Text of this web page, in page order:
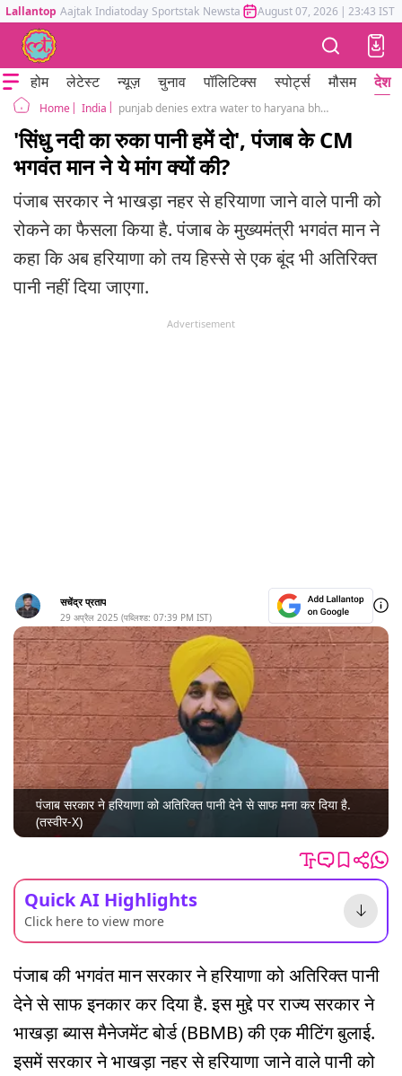
Lallantop Aajtak Indiatoday Sportstak Newstak Mumbai Tak Astrotak
August 07, 2026 | 23:43 IST
होम लेटेस्ट न्यूज़ चुनाव पॉलिटिक्स स्पोर्ट्स मौसम देश
Home India punjab denies extra water to haryana bhagwant mann bbmb decision
'सिंधु नदी का रुका पानी हमें दो', पंजाब के CM
भगवंत मान ने ये मांग क्यों की?
पंजाब सरकार ने भाखड़ा नहर से हरियाणा जाने वाले पानी को
रोकने का फैसला किया है. पंजाब के मुख्यमंत्री भगवंत मान ने
कहा कि अब हरियाणा को तय हिस्से से एक बूंद भी अतिरिक्त
पानी नहीं दिया जाएगा.
Advertisement
सचेंद्र प्रताप
29 अप्रैल 2025 (पब्लिश्ड: 07:39 PM IST)
पंजाब सरकार ने हरियाणा को अतिरिक्त पानी देने से साफ मना कर दिया है.
(तस्वीर-X)
Quick AI Highlights
Click here to view more
पंजाब की भगवंत मान सरकार ने हरियाणा को अतिरिक्त पानी
देने से साफ इनकार कर दिया है. इस मुद्दे पर राज्य सरकार ने
भाखड़ा ब्यास मैनेजमेंट बोर्ड (BBMB) की एक मीटिंग बुलाई.
इसमें सरकार ने भाखड़ा नहर से हरियाणा जाने वाले पानी को